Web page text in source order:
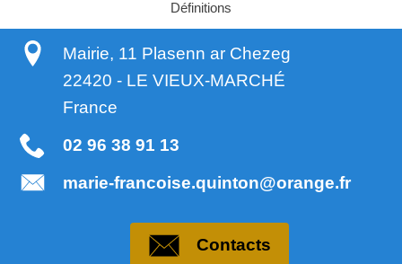
Définitions
Mairie, 11 Plasenn ar Chezeg
22420 - LE VIEUX-MARCHÉ
France
02 96 38 91 13
marie-francoise.quinton@orange.fr
Contacts